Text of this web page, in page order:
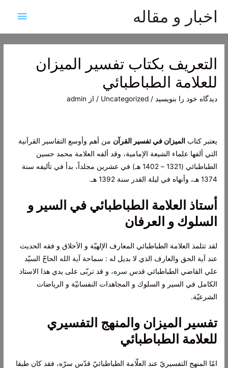
اخبار و مقاله
اصلی
التعريف بكتاب تفسير الميزان
للعلامة الطباطبائي
دیدگاه‌ خود را بنویسید /
Uncategorized / از admin
يعتبر كتاب الميزان في تفسير القرآن من أهم وأوسع التفاسير القرآنية
التي ألفها علماء الشيعة الإمامية، وقد ألفه العلامة محمد حسين
الطباطبائي
(1321 – 1402 هـ) في عشرين مجلداً، بدأ في تأليفه سنة
1374 هـ، وأنهاه في ليلة القدر سنة 1392 هـ.
أستاذ العلامة الطباطبائي في السير و
السلوك و العرفان
لقد تتلمذ العلامة الطباطبائي المعارف الإلهيّة و الأخلاق و فقه الحديث
عند آية الحق والعارف الذي لا بديل له : سماحة آية الله الحاجّ السيّد
علي القاضي الطباطبائي قدس سره، و قد تربّى على يدي هذا الاستاذ
الكامل في السير و السلوك و المجاهدات النفسانيّة و الرياضات
الشرعيّة.
تفسير الميزان والمنهج التفسيري
للعلامة الطباطبائي
امّا المنهج التفسيريّ عند العلّامة الطباطبائيّ قدّس سرّه، فقد كان طبقا